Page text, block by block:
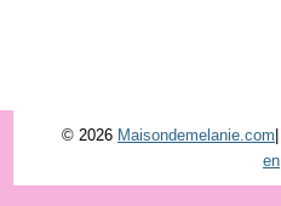
© 2026 Maisondemelanie.com|
en